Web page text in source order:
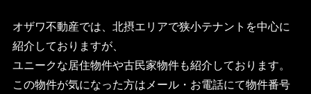
オザワ不動産では、北摂エリアで狭小テナントを中心に
紹介しておりますが、
ユニークな居住物件や古民家物件も紹介しております。
この物件が気になった方はメール・お電話にて物件番号